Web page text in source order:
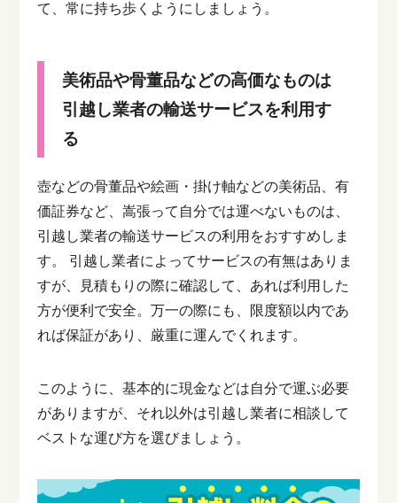
て、常に持ち歩くようにしましょう。
美術品や骨董品などの高価なものは
引越し業者の輸送サービスを利用す
る
壺などの骨董品や絵画・掛け軸などの美術品、有
価証券など、嵩張って自分では運べないものは、
引越し業者の輸送サービスの利用をおすすめしま
す。
引越し業者によってサービスの有無はありま
すが、見積もりの際に確認して、あれば利用した
方が便利で安全。万一の際にも、限度額以内であ
れば保証があり、厳重に運んでくれます。
このように、基本的に現金などは自分で運ぶ必要
がありますが、それ以外は引越し業者に相談して
ベストな運び方を選びましょう。